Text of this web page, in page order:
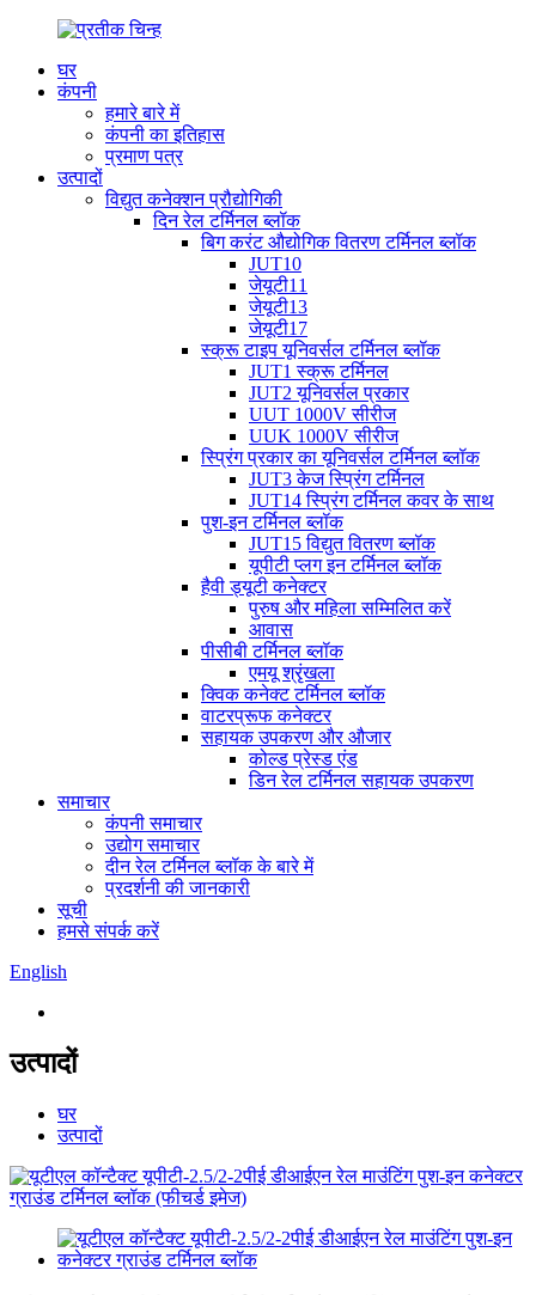
घर
कंपनी
हमारे बारे में
कंपनी का इतिहास
प्रमाण पत्र
उत्पादों
विद्युत कनेक्शन प्रौद्योगिकी
दिन रेल टर्मिनल ब्लॉक
बिग करंट औद्योगिक वितरण टर्मिनल ब्लॉक
JUT10
जेयूटी11
जेयूटी13
जेयूटी17
स्क्रू टाइप यूनिवर्सल टर्मिनल ब्लॉक
JUT1 स्क्रू टर्मिनल
JUT2 यूनिवर्सल प्रकार
UUT 1000V सीरीज
UUK 1000V सीरीज
स्प्रिंग प्रकार का यूनिवर्सल टर्मिनल ब्लॉक
JUT3 केज स्प्रिंग टर्मिनल
JUT14 स्प्रिंग टर्मिनल कवर के साथ
पुश-इन टर्मिनल ब्लॉक
JUT15 विद्युत वितरण ब्लॉक
यूपीटी प्लग इन टर्मिनल ब्लॉक
हैवी ड्यूटी कनेक्टर
पुरुष और महिला सम्मिलित करें
आवास
पीसीबी टर्मिनल ब्लॉक
एमयू श्रृंखला
क्विक कनेक्ट टर्मिनल ब्लॉक
वाटरप्रूफ कनेक्टर
सहायक उपकरण और औजार
कोल्ड प्रेस्ड एंड
डिन रेल टर्मिनल सहायक उपकरण
समाचार
कंपनी समाचार
उद्योग समाचार
दीन रेल टर्मिनल ब्लॉक के बारे में
प्रदर्शनी की जानकारी
सूची
हमसे संपर्क करें
English
उत्पादों
घर
उत्पादों